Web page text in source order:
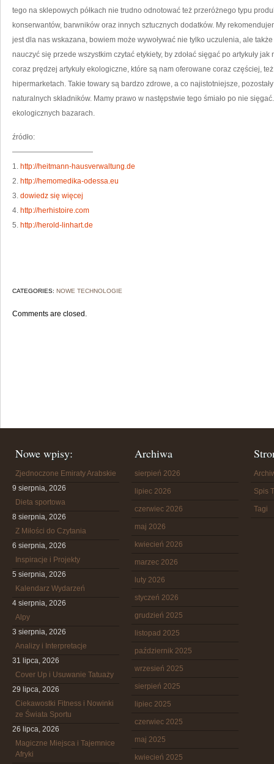
tego na sklepowych półkach nie trudno odnotować też przeróżnego typu
konserwantów, barwników oraz innych sztucznych dodatków. My
jest dla nas wskazana, bowiem może wywoływać nie tylko uczulenia, ale
nauczyć się przede wszystkim czytać etykiety, by zdołać sięgać po artykuły
coraz prędzej artykuły ekologiczne, które są nam oferowane coraz częściej,
hipermarketach. Takie towary są bardzo zdrowe, a co najistotniejsze,
naturalnych składników. Mamy prawo w następstwie tego śmiało po nie
ekologicznych bazarach.
źródło:
———————————
1. http://heitmann-hausverwaltung.de
2. http://hemomedika-odessa.eu
3. dowiedz się więcej
4. http://herhistoire.com
5. http://herold-linhart.de
CATEGORIES: NOWE TECHNOLOGIE
Comments are closed.
Nowe wpisy:
Zjednoczone Emiraty Arabskie
9 sierpnia, 2026
Dieta sportowa
8 sierpnia, 2026
Z Miłości do Czytania
6 sierpnia, 2026
Inspiracje i Projekty
5 sierpnia, 2026
Kalendarz Wydarzeń
4 sierpnia, 2026
Alpy
3 sierpnia, 2026
Analizy i Interpretacje
31 lipca, 2026
Cover Up i Usuwanie Tatuaży
29 lipca, 2026
Ciekawostki Fitness i Nowinki
ze Świata Sportu
26 lipca, 2026
Magiczne Miejsca i Tajemnice
Afryki
Archiwa
sierpień 2026
lipiec 2026
czerwiec 2026
maj 2026
kwiecień 2026
marzec 2026
luty 2026
styczeń 2026
grudzień 2025
listopad 2025
październik 2025
wrzesień 2025
sierpień 2025
lipiec 2025
czerwiec 2025
maj 2025
kwiecień 2025
Spis
Tagi